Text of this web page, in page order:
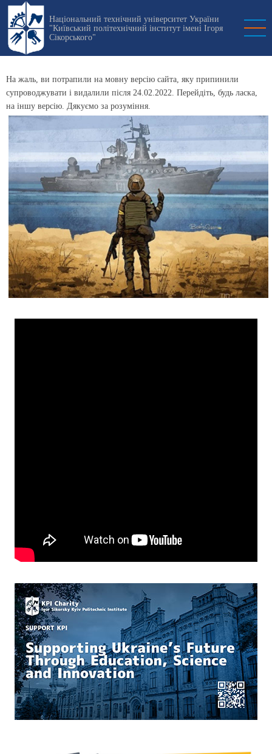
Перейти
основному
содержанию
Національний технічний університет України
"Київський політехнічний інститут імені Ігоря
Сікорського"
На жаль, ви потрапили на мовну версію сайта, яку припинили
супроводжувати і видалили після 24.02.2022. Перейдіть, будь ласка,
на іншу версію. Дякуємо за розуміння.